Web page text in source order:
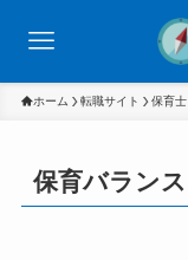
ホーム 転職サイト 保育士
保育バランス